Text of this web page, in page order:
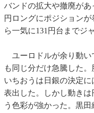
バンドの拡大や撤廃が
円ロングにポジション
ら一気に131円台までジ
ユーロドルが余り動い
も同じ分だけ急騰した。
いちおうは日銀の決定
表出した。しかし動き
う色彩が強かった。黒